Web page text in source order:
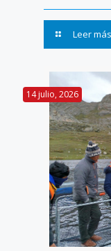
Leer más
14 julio, 2026